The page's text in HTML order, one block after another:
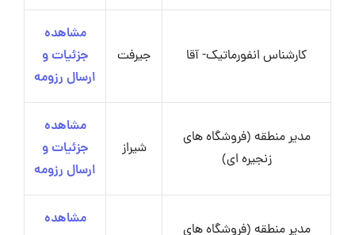
کارشناس انفورماتیک- آقا جیرفت
مشاهده
جزئیات و
ارسال رزومه
مدیر منطقه (فروشگاه های
زنجیره ای)
شیراز
مشاهده
جزئیات و
ارسال رزومه
مدیر منطقه (فروشگاه های
مشاهده